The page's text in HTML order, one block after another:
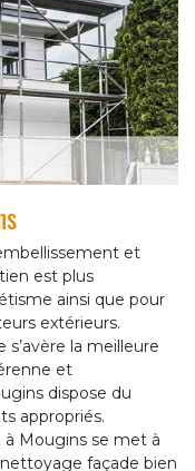
et
est plus
ainsi que pour
extérieurs.
s’avère la meilleure
et
dispose du
appropriés.
à Mougins se met à
façade bien